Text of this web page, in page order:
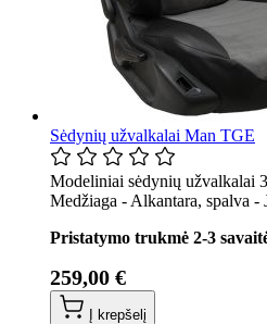
Sėdynių užvalkalai Man TGE
Modeliniai sėdynių užvalkalai
Medžiaga - Alkantara, spalva
Pristatymo trukmė 2-3
259,00 €
Į krepšelį